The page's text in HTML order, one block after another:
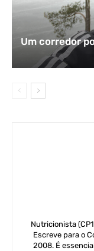
Um corredor
Nutricionista
Escreve para o
2008. É